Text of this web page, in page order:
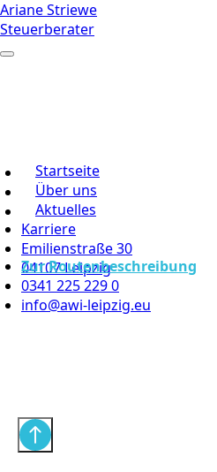
Ariane Striewe
Steuerberater
Startseite
Über uns
Aktuelles
Karriere
Emilienstraße 30
04107 Leipzig
Zur Routenbeschreibung
0341 225 229 0
info@awi-leipzig.eu